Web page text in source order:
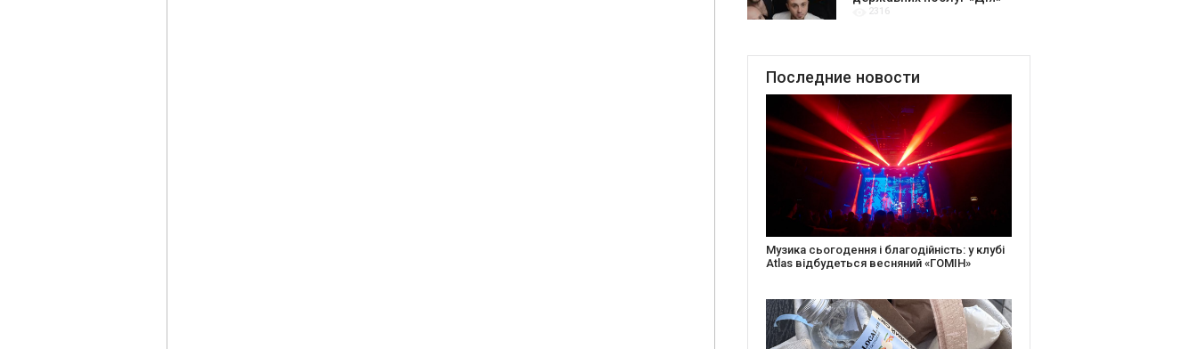
для привітання молодят
2316
Последние новости
Створіть святкову листівку та допоможіть
стареньким: майстер-клас від БФ «Юлині